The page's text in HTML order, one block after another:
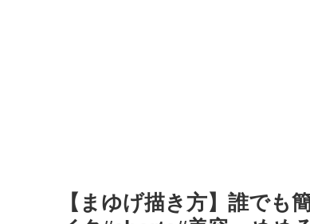
【まゆげ描き方】誰でも